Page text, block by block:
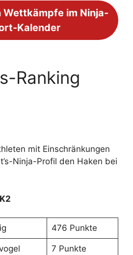
Wettkämpfe im Ninja-
Kalender
Ranking
mit Einschränkungen
Ninja-Profil den Haken bei
476 Punkte
7 Punkte